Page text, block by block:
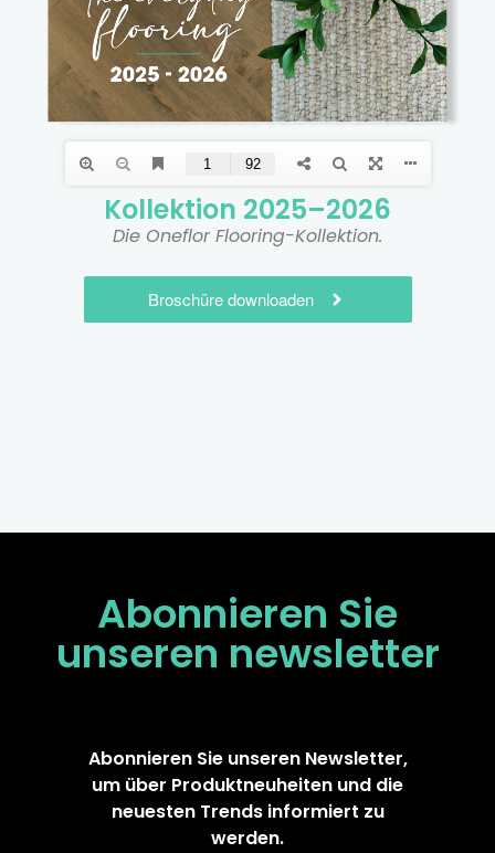
Kollektion 2025–2026
Die Oneflor Flooring-Kollektion.
Broschüre downloaden
Abonnieren Sie
unseren newsletter
Abonnieren Sie unseren Newsletter,
um über Produktneuheiten und die
neuesten Trends informiert zu
werden.